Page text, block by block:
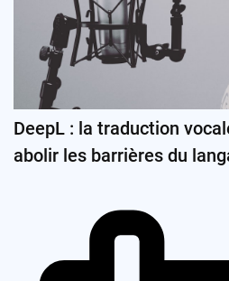
DeepL : la traduction
abolir les barrières du